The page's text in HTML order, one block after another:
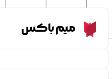
Meme Boxمیم باکس